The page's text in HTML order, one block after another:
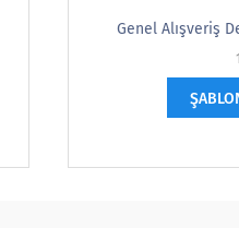
şekilde tanımlar?
your designation?
Genel Alışveriş